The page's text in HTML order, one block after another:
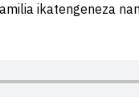
ikatengeneza